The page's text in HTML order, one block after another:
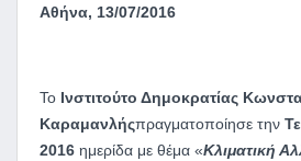
Αθήνα, 13/07/2016
Το Ινστιτούτο Δημοκρατίας
Καραμανλήςπραγματοποίησε την
2016 ημερίδα με θέμα «Κλιματική